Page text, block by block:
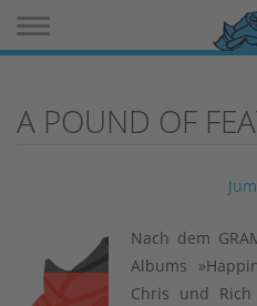
A POUND OF
Nach dem
Albums
Chris und